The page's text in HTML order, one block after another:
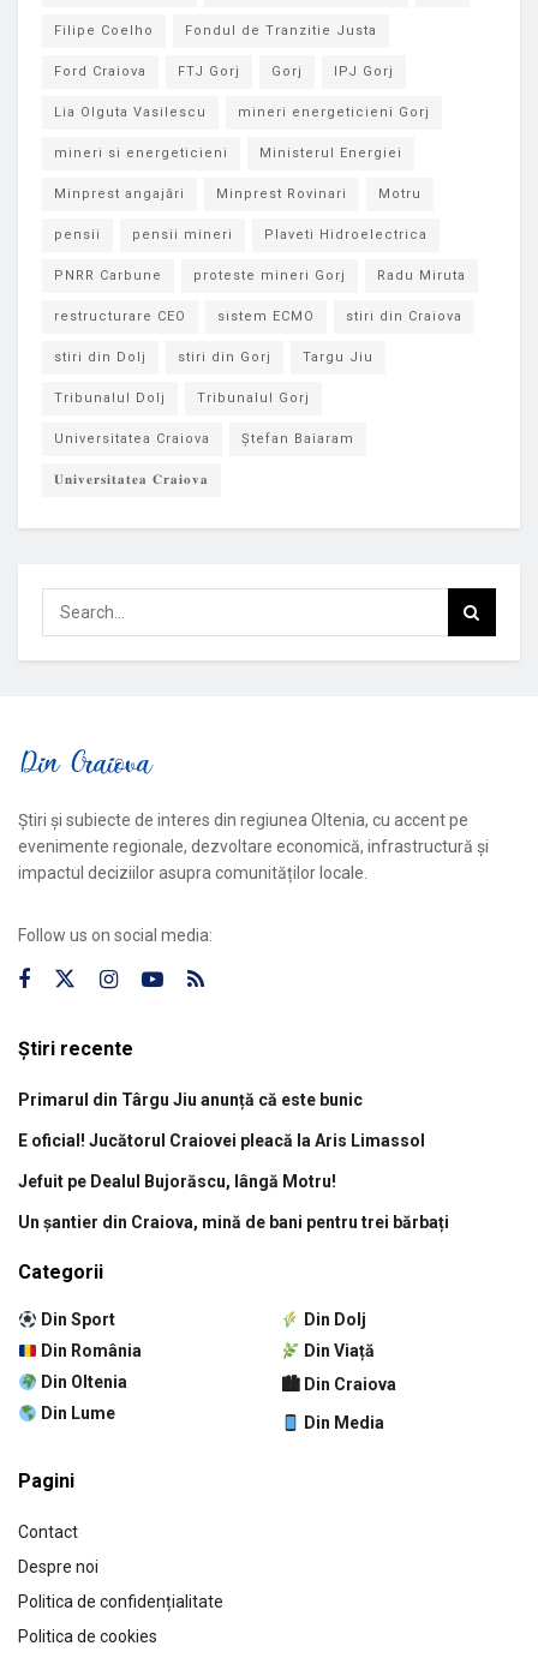
Filipe Coelho Fondul de Tranzitie Justa
Ford Craiova FTJ Gorj Gorj IPJ Gorj
Lia Olguta Vasilescu mineri energeticieni Gorj
mineri si energeticieni Ministerul Energiei
Minprest angajări Minprest Rovinari Motru
pensii pensii mineri Plaveti Hidroelectrica
PNRR Carbune proteste mineri Gorj Radu Miruta
restructurare CEO sistem ECMO stiri din Craiova
stiri din Dolj stiri din Gorj Targu Jiu
Tribunalul Dolj Tribunalul Gorj
Universitatea Craiova Ștefan Baiaram
𝐔𝐧𝐢𝐯𝐞𝐫𝐬𝐢𝐭𝐚𝐭𝐞𝐚 𝐂𝐫𝐚𝐢𝐨𝐯𝐚
Știri și subiecte de interes din regiunea Oltenia, cu accent pe
evenimente regionale, dezvoltare economică, infrastructură și
impactul deciziilor asupra comunităților locale.
Follow us on social media:
Știri recente
Primarul din Târgu Jiu anunță că este bunic
E oficial! Jucătorul Craiovei pleacă la Aris Limassol
Jefuit pe Dealul Bujorăscu, lângă Motru!
Un șantier din Craiova, mină de bani pentru trei bărbați
Categorii
Din Sport
Din România
Din Oltenia
Din Lume
Din Dolj
Din Viață
🏙 Din Craiova
Din Media
Pagini
Contact
Despre noi
Politica de confidențialitate
Politica de cookies